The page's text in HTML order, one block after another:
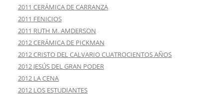
2011 CERÁMICA DE CARRANZA
2011 FENICIOS
2011 RUTH M. AMDERSON
2012 CERÁMICA DE PICKMAN
2012 CRISTO DEL CALVARIO CUATROCIENTOS AÑOS
2012 JESÚS DEL GRAN PODER
2012 LA CENA
2012 LOS ESTUDIANTES